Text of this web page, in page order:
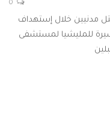
مدنيين خلال إستهداف
للمليشيا لمستشفى